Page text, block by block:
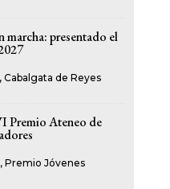
marcha: presentado el
Cabalgata de Reyes
Premio Ateneo de
, Premio Jóvenes